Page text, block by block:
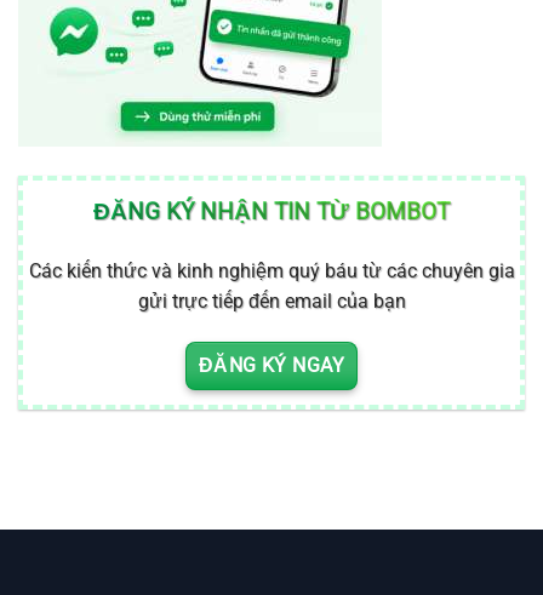
ĐĂNG KÝ NHẬN TIN TỪ BOMBOT
Các kiến thức và kinh nghiệm quý báu từ các chuyên gia
gửi trực tiếp đến email của bạn
ĐĂNG KÝ NGAY